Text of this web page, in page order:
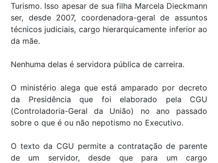
Turismo. Isso apesar de sua filha Marcela Dieckmann
ser, desde 2007, coordenadora-geral de assuntos
técnicos judiciais, cargo hierarquicamente inferior ao
da mãe.
Nenhuma delas é servidora pública de carreira.
O ministério alega que está amparado por decreto
da Presidência que foi elaborado pela CGU
(Controladoria-Geral da União) no ano passado
sobre o que é ou não nepotismo no Executivo.
O texto da CGU permite a contratação de parente
de um servidor, desde que para um cargo